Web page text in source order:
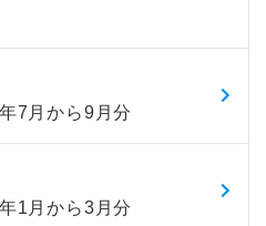
7月から9月分
1月から3月分